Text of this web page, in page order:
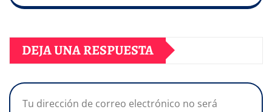
DEJA UNA RESPUESTA
Tu dirección de correo electrónico no será